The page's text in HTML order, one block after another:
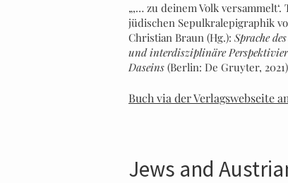
„‚… zu deinem Volk
jüdischen Sepulkralepigraphik
Christian Braun (Hg.): Sprache
und interdisziplinäre
Daseins (Berlin: De Gruyter,
Buch via der Verlagswebseite
Jews and